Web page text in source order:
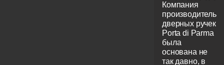
Компания
производитель
дверных ручек
Porta di Parma
была
основана не
так давно, в